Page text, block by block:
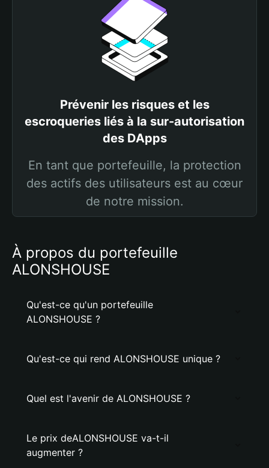
Prévenir les risques et les
escroqueries liés à la sur-autorisation
des DApps
En tant que portefeuille, la protection
des actifs des utilisateurs est au cœur
de notre mission.
À propos du portefeuille
ALONSHOUSE
Qu'est-ce qu'un portefeuille
ALONSHOUSE ?
Qu'est-ce qui rend ALONSHOUSE unique ?
Quel est l'avenir de ALONSHOUSE ?
Le prix deALONSHOUSE va-t-il
augmenter ?